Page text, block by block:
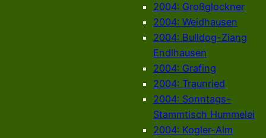
2004: Großglockner
2004: Weidhausen
2004: Bulldog-Ziang
Endlhausen
2004: Grafing
2004: Traunried
2004: Sonntags-
Stammtisch Hummelei
2004: Kogler-Alm